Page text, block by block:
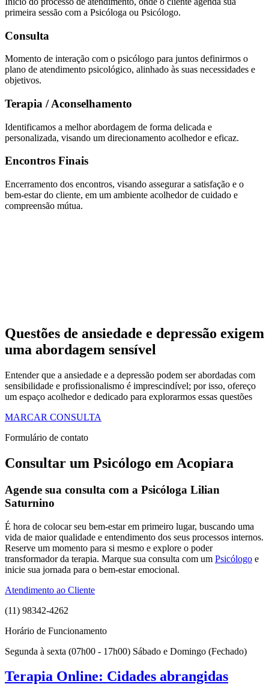
primeira sessão com a Psicóloga ou Psicólogo.
Consulta
Momento de interação com o psicólogo para juntos definirmos o
plano de atendimento psicológico, alinhado às suas necessidades e
objetivos.
Terapia / Aconselhamento
Identificamos a melhor abordagem de forma delicada e
personalizada, visando um direcionamento acolhedor e eficaz.
Encontros Finais
Encerramento dos encontros, visando assegurar a satisfação e o
bem-estar do cliente, em um ambiente acolhedor de cuidado e
compreensão mútua.
Questões de ansiedade e depressão exigem
uma abordagem sensível
Entender que a ansiedade e a depressão podem ser abordadas com
sensibilidade e profissionalismo é imprescindível; por isso, ofereço
um espaço acolhedor e dedicado para explorarmos essas questões
MARCAR CONSULTA
Formulário de contato
Consultar um Psicólogo em Acopiara
Agende sua consulta com a Psicóloga Lilian
Saturnino
É hora de colocar seu bem-estar em primeiro lugar, buscando uma
vida de maior qualidade e entendimento dos seus processos internos.
Reserve um momento para si mesmo e explore o poder
transformador da terapia. Marque sua consulta com um Psicólogo e
inicie sua jornada para o bem-estar emocional.
Atendimento ao Cliente
(11) 98342-4262
Horário de Funcionamento
Segunda à sexta (07h00 - 17h00) Sábado e Domingo (Fechado)
Terapia Online: Cidades abrangidas